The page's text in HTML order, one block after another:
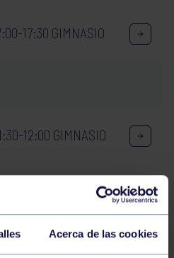
Acerca de las cookies
17:30 GIMNASIO
12:00 GIMNASIO
19:00 GIMNASIO